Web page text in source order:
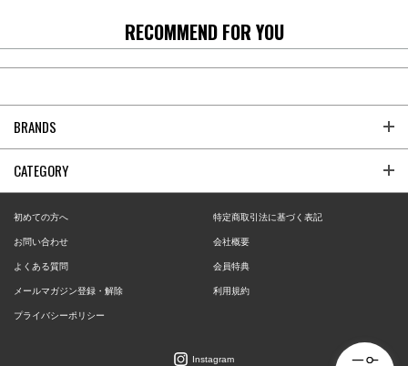
RECOMMEND FOR YOU
BRANDS
CATEGORY
初めての方へ 特定商取引法に基づく表記
お問い合わせ 会社概要
よくある質問 会員特典
メールマガジン登録・解除 利用規約
プライバシーポリシー
Instagram